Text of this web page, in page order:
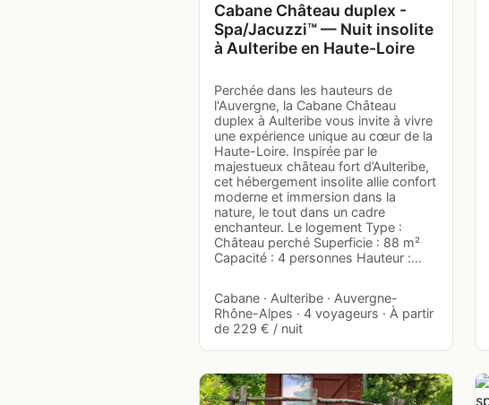
Cabane Château duplex -
Spa/Jacuzzi™ — Nuit insolite
à Aulteribe en Haute-Loire
Perchée dans les hauteurs de
l'Auvergne, la Cabane Château
duplex à Aulteribe vous invite à vivre
une expérience unique au cœur de la
Haute-Loire. Inspirée par le
majestueux château fort d’Aulteribe,
cet hébergement insolite allie confort
moderne et immersion dans la
nature, le tout dans un cadre
enchanteur. Le logement Type :
Château perché Superficie : 88 m²
Capacité : 4 personnes Hauteur :…
Cabane · Aulteribe · Auvergne-
Rhône-Alpes · 4 voyageurs · À partir
de 229 € / nuit